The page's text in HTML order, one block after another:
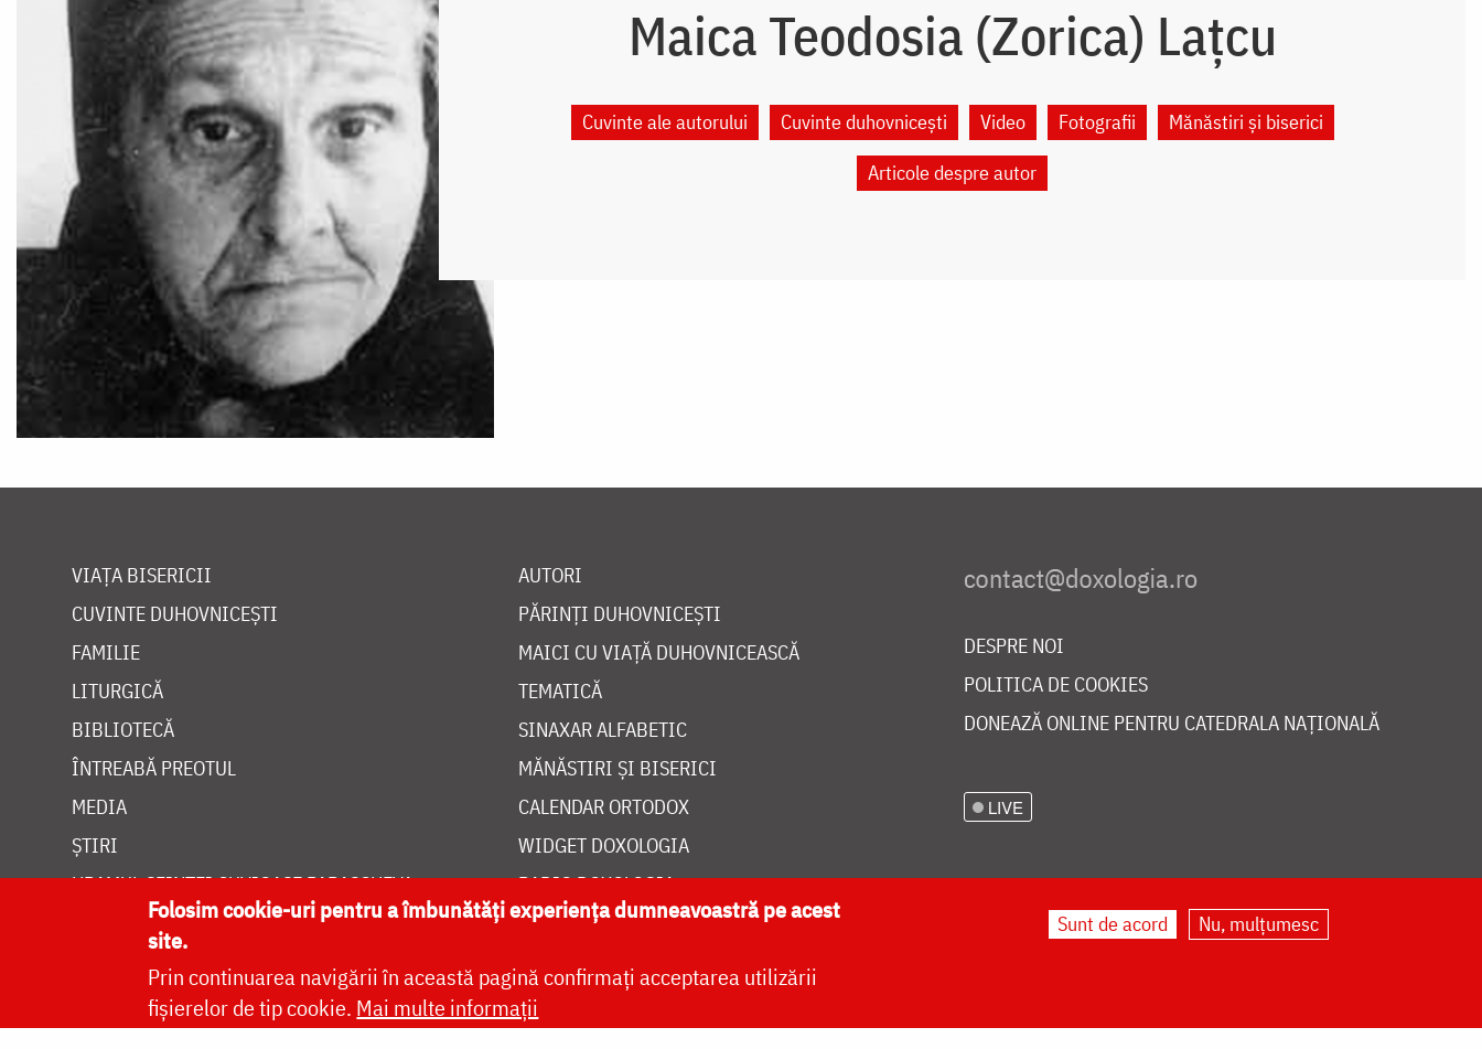
Maica Teodosia (Zorica) Lațcu
Cuvinte ale autorului Cuvinte duhovnicești Video Fotografii
Mănăstiri și biserici
Articole despre autor
VIAȚA BISERICII
CUVINTE DUHOVNICEȘTI
FAMILIE
LITURGICĂ
BIBLIOTECĂ
ÎNTREABĂ PREOTUL
MEDIA
ȘTIRI
HRAMUL SFINTEI CUVIOASE PARASCHEVA
AUTORI
PĂRINȚI DUHOVNICEȘTI
MAICI CU VIAȚĂ DUHOVNICEASCĂ
TEMATICĂ
SINAXAR ALFABETIC
MĂNĂSTIRI ȘI BISERICI
CALENDAR ORTODOX
WIDGET DOXOLOGIA
RADIO DOXOLOGIA
DESPRE NOI
POLITICA DE COOKIES
DONEAZĂ ONLINE PENTRU CATEDRALA NAȚIONALĂ
LIVE
Site dezvoltat de
Folosim cookie-uri pentru a îmbunătăți experiența dumneavoastră pe acest
site.
Prin continuarea navigării în această pagină confirmați acceptarea utilizării
fișierelor de tip cookie. Mai multe informații
Sunt de acord Nu, mulțumesc